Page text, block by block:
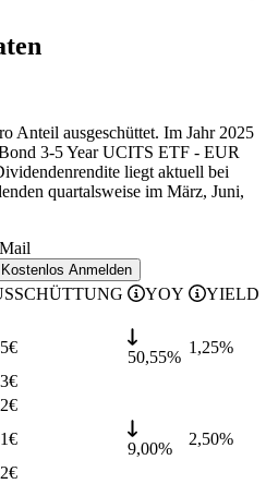
Anteil ausgeschüttet. Im Jahr 2025
3-5 Year UCITS ETF - EUR
liegt aktuell bei
quartalsweise im März, Juni,
Kostenlos Anmelden
YOY YIELD
€
50,55%
1,25%
€
€
€
9,00%
2,50%
€